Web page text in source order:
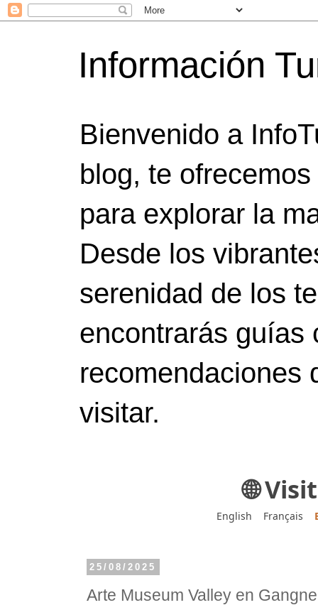
Información
Bienvenido a
blog, te
para explorar la
Desde los
serenidad de los
encontrarás guías
recomendaciones
visitar.
🌐
English Français
25/08/2025
Arte Museum Valley en